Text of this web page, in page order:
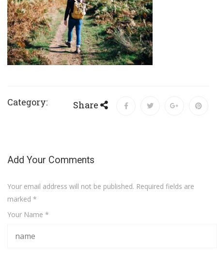
Category: Share
Add Your Comments
Your email address will not be published. Required fields are
marked *
Your Name *